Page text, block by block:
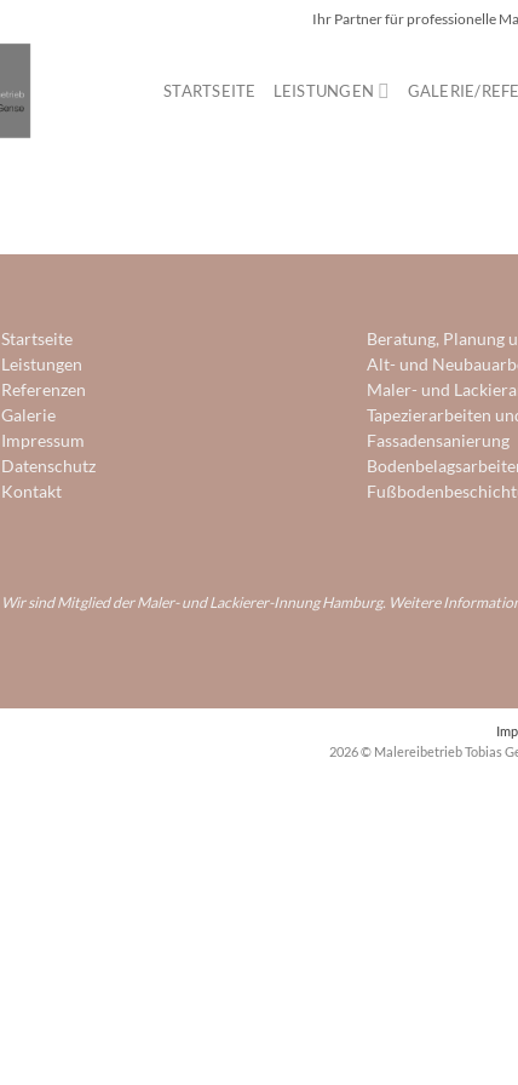
Ihr Partner für professionelle
STARTSEITE LEISTUNGEN GALERIE/
Startseite
Leistungen
Referenzen
Galerie
Impressum
Datenschutz
Kontakt
Beratung, Planung
Alt- und
Maler- und
Tapezierarbeiten
Fassadensanierung
Wir sind Mitglied der Maler- und Lackierer-Innung Hamburg. Weitere
2026 © Malereibetrieb Tobias